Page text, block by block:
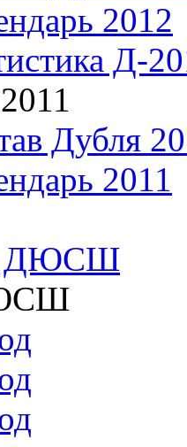
2012
Д-
Дубля
2011
ДЮСШ